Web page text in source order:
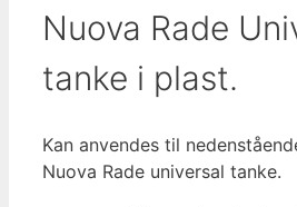
Nuova Rade
tanke i plast.
Kan anvendes til
Nuova Rade universal tanke.